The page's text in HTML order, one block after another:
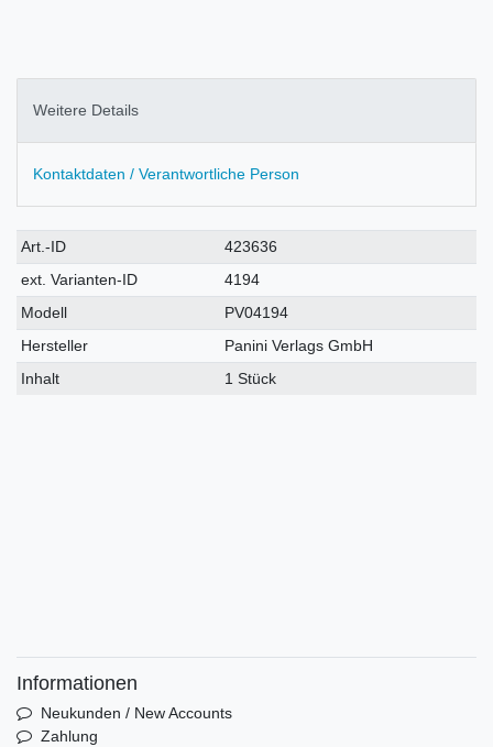
Weitere Details
Kontaktdaten / Verantwortliche Person
Technisches
Merkmal
Wert
Art.-ID
423636
ext. Varianten-ID
4194
Modell
PV04194
Hersteller
Panini Verlags GmbH
Inhalt
1 Stück
Informationen
Neukunden / New Accounts
Zahlung